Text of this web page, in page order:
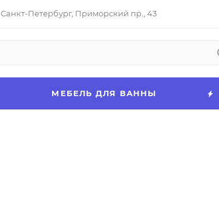
Санкт-Петербург, Приморский пр., 43
МЕБЕЛЬ ДЛЯ ВАННЫ